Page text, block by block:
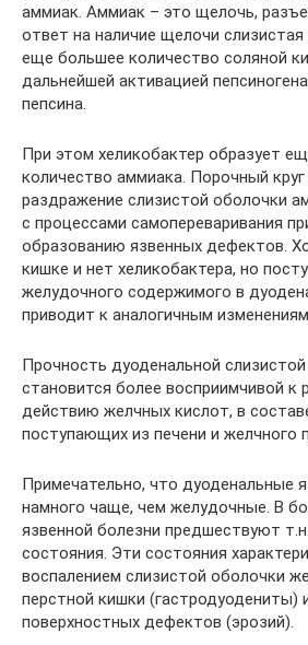
аммиак. Аммиак – это щелочь,
ответ на наличие щелочи
еще большее количество соляной
дальнейшей активацией
пепсина.
При этом хеликобактер образует
количество аммиака. Порочный
раздражение слизистой оболочки
с процессами самопереваривания
образованию язвенных дефектов.
кишке и нет хеликобактера, но
желудочного содержимого в
приводит к аналогичным
Прочность дуоденальной
становится более восприимчивой
действию желчных кислот, в
поступающих из печени и желчного
Примечательно, что дуоденальные
намного чаще, чем желудочные. В
язвенной болезни предшествуют
состояния. Эти состояния
воспалением слизистой оболочки
перстной кишки (гастродуодениты)
поверхностных дефектов (эрозий).